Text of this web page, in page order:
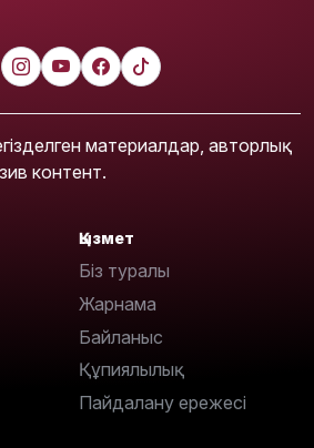
материалдар, авторлық
контент.
Қызмет
Біз туралы
Жарнама
Байланыс
Құпиялылық
Пайдалану ережесі